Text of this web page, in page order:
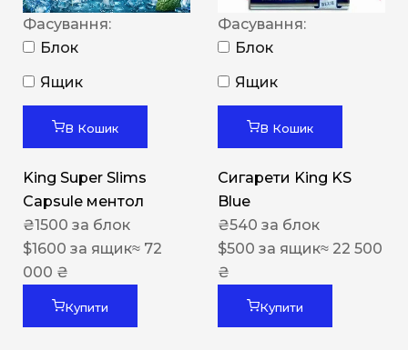
Фасування:
Блок
Ящик
В Кошик
King Super Slims
Capsule ментол
₴1500 за блок
$1600 за ящик≈ 72
000 ₴
Купити
Фасування:
Блок
Ящик
В Кошик
Сигарети King KS
Blue
₴540 за блок
$500 за ящик≈ 22 500
₴
Купити